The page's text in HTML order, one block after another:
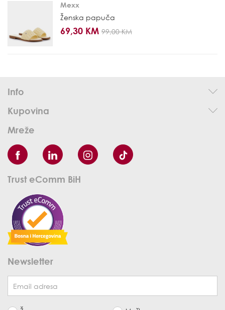
Mexx
Ženska papuča
69,30 KM 99,00 KM
Info
Kupovina
Mreže
Trust eComm BiH
Newsletter